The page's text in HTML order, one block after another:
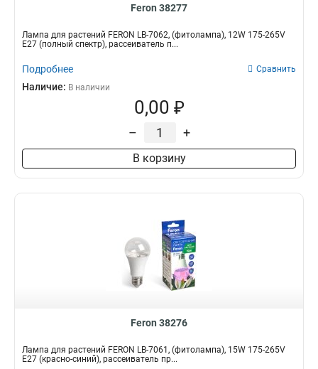
Feron 38277
Лампа для растений FERON LB-7062, (фитолампа), 12W 175-265V
E27 (полный спектр), рассеиватель п...
Подробнее Сравнить
Наличие: В наличии
0,00 ₽
– +
В корзину
Feron 38276
Лампа для растений FERON LB-7061, (фитолампа), 15W 175-265V
E27 (красно-синий), рассеиватель пр...